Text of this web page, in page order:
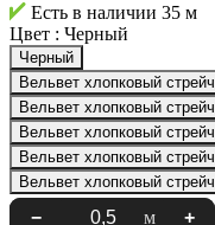
Есть в наличии 35 м
Цвет : Черный
Черный
Вельвет хлопковый стрейч
Вельвет хлопковый стрейч
Вельвет хлопковый стрейч
Вельвет хлопковый стрейч
Вельвет хлопковый стрейч
− м +